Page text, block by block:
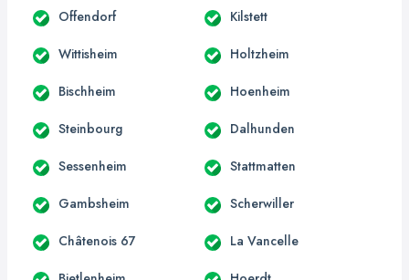
Offendorf Kilstett
Wittisheim Holtzheim
Bischheim Hoenheim
Steinbourg Dalhunden
Sessenheim Stattmatten
Gambsheim Scherwiller
Châtenois 67 La Vancelle